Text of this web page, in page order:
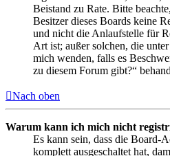
Beistand zu Rate. Bitte
Besitzer dieses Boards keine
und nicht die Anlaufstelle für
Art ist; außer solchen, die
mich wenden, falls es
zu diesem Forum gibt?“
Nach oben
Warum kann ich mich nicht
Es kann sein, dass die Board-
komplett ausgeschaltet hat,